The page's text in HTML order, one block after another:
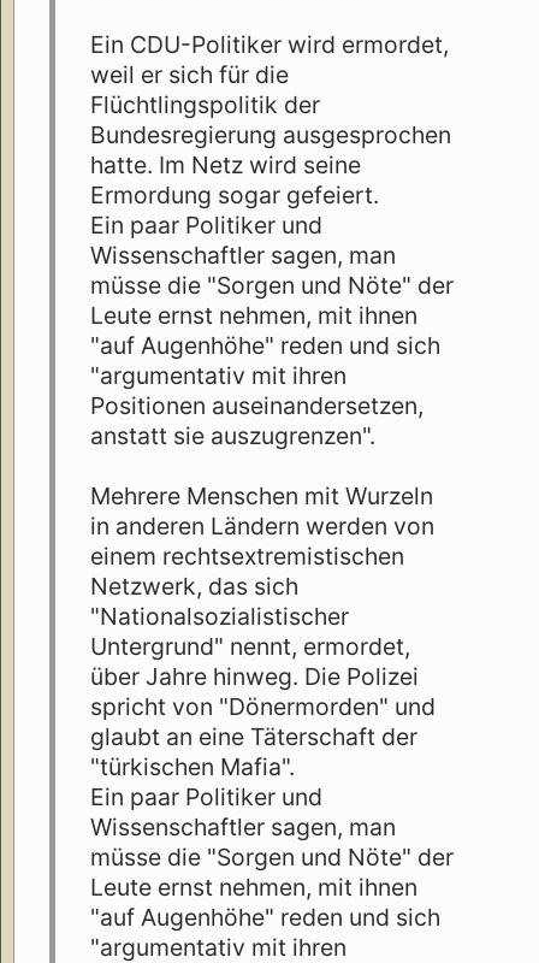
Ein CDU-Politiker wird ermordet,
weil er sich für die
Flüchtlingspolitik der
Bundesregierung ausgesprochen
hatte. Im Netz wird seine
Ermordung sogar gefeiert.
Ein paar Politiker und
Wissenschaftler sagen, man
müsse die "Sorgen und Nöte" der
Leute ernst nehmen, mit ihnen
"auf Augenhöhe" reden und sich
"argumentativ mit ihren
Positionen auseinandersetzen,
anstatt sie auszugrenzen".
Mehrere Menschen mit Wurzeln
in anderen Ländern werden von
einem rechtsextremistischen
Netzwerk, das sich
"Nationalsozialistischer
Untergrund" nennt, ermordet,
über Jahre hinweg. Die Polizei
spricht von "Dönermorden" und
glaubt an eine Täterschaft der
"türkischen Mafia".
Ein paar Politiker und
Wissenschaftler sagen, man
müsse die "Sorgen und Nöte" der
Leute ernst nehmen, mit ihnen
"auf Augenhöhe" reden und sich
"argumentativ mit ihren